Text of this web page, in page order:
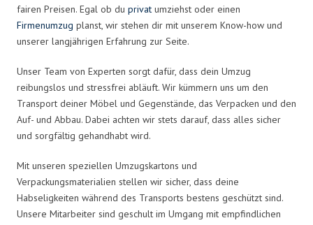
fairen Preisen. Egal ob du privat umziehst oder einen
Firmenumzug planst, wir stehen dir mit unserem Know-how und
unserer langjährigen Erfahrung zur Seite.
Unser Team von Experten sorgt dafür, dass dein Umzug
reibungslos und stressfrei abläuft. Wir kümmern uns um den
Transport deiner Möbel und Gegenstände, das Verpacken und den
Auf- und Abbau. Dabei achten wir stets darauf, dass alles sicher
und sorgfältig gehandhabt wird.
Mit unseren speziellen Umzugskartons und
Verpackungsmaterialien stellen wir sicher, dass deine
Habseligkeiten während des Transports bestens geschützt sind.
Unsere Mitarbeiter sind geschult im Umgang mit empfindlichen